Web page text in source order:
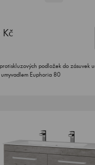
podložek do zásuvek
Euphoria 80